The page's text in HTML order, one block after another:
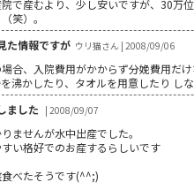
で産むより、少し安いですが、30万
笑）。
た情報ですが ウリ猫さん | 2008/09/06
合、入院費用がかからず分娩費用だ
沸かしたり、タオルを用意したり しな
ました | 2008/09/07
ませんが水中出産でした。
い格好でのお産するらしいです
べたそうです(^^;)